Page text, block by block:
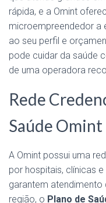
rápida, e a Omint
microempreendedor a
ao seu perfil e
pode cuidar da saúde
de uma operadora
Rede
Saúde
A Omint possui uma
por hospitais, clínicas
garantem atendimento
região, o Plano de